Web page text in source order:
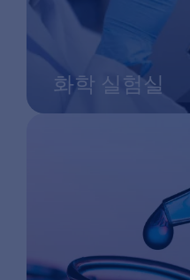
화학 실험실